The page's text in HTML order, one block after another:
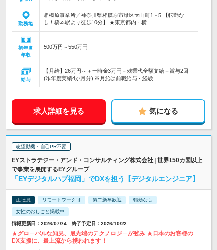
勤務地
相模原事業所／神奈川県相模原市緑区大山町1－5 【転勤な
し！橋本駅より徒歩10分】 ★東京都内・横…
初年度
年収
500万円～550万円
給与
【月給】26万円～＋一時金3万円＋残業代全額支給＋賞与2回
(昨年度実績4か月分) ※月給は前職給与・経験…
求人詳細を見る 気になる
志望動機・自己PR不要
EYストラテジー・アンド・コンサルティング株式会社 | 世界150カ国以上
で事業を展開するEYグループ
「EYデジタルハブ福岡」でDXを担う【デジタルエンジニア】
正社員 リモートワーク可 第二新卒歓迎 転勤なし
女性のおしごと掲載中
情報更新日：2026/07/24 終了予定日：2026/10/22
★グローバルな知見、最先端のテクノロジーが強み ★日本のお客様の
DX支援に、最上流から携われます！